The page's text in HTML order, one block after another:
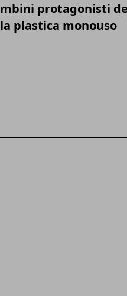
protagonisti
plastica monouso